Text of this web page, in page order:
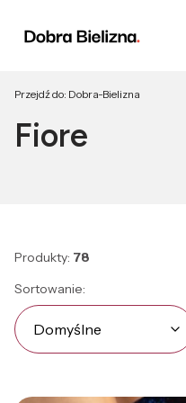
Przejdź do: Dobra-Bielizna
Fiore
Produkty: 78
Lista produktów
Sortowanie:
Domyślne